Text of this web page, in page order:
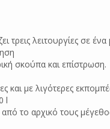
λειτουργίες σε
σκούπα και επίστρωση.
και με λιγότερες
l
από το αρχικό τους